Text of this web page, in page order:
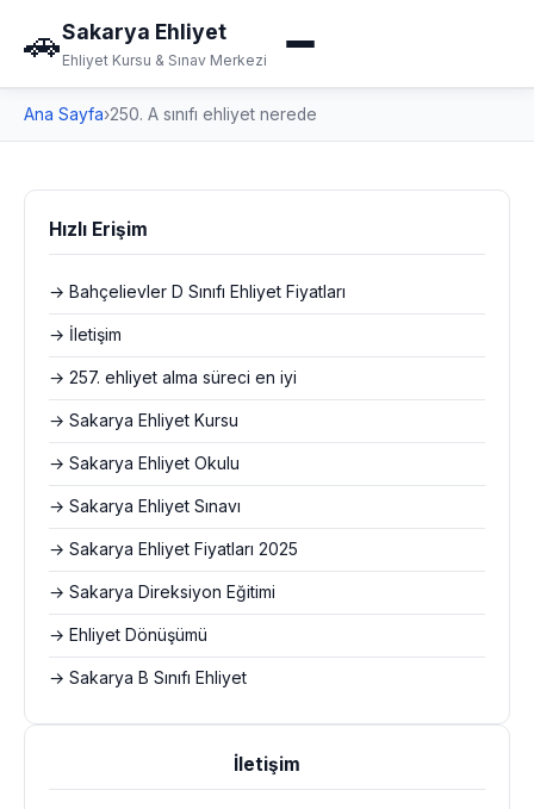
🚗Sakarya Ehliyet
Ehliyet Kursu & Sınav Merkezi
Ana Sayfa›250. A sınıfı ehliyet nerede
Hızlı Erişim
→ Bahçelievler D Sınıfı Ehliyet Fiyatları
→ İletişim
→ 257. ehliyet alma süreci en iyi
→ Sakarya Ehliyet Kursu
→ Sakarya Ehliyet Okulu
→ Sakarya Ehliyet Sınavı
→ Sakarya Ehliyet Fiyatları 2025
→ Sakarya Direksiyon Eğitimi
→ Ehliyet Dönüşümü
→ Sakarya B Sınıfı Ehliyet
İletişim